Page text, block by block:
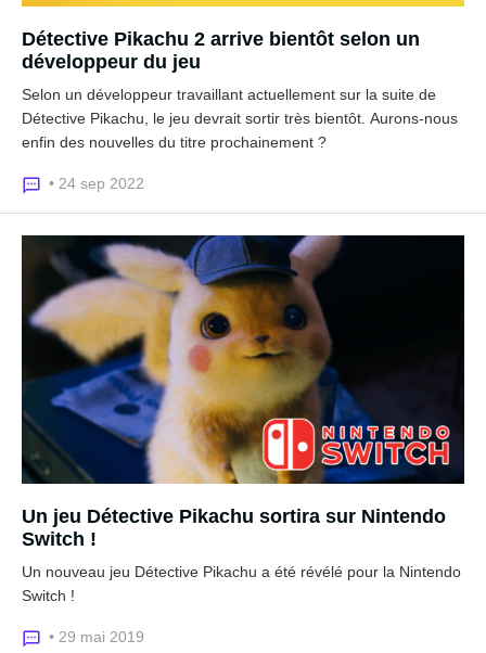
Détective Pikachu 2 arrive bientôt selon un
développeur du jeu
Selon un développeur travaillant actuellement sur la suite de
Détective Pikachu, le jeu devrait sortir très bientôt. Aurons-nous
enfin des nouvelles du titre prochainement ?
• 24 sep 2022
Un jeu Détective Pikachu sortira sur Nintendo
Switch !
Un nouveau jeu Détective Pikachu a été révélé pour la Nintendo
Switch !
• 29 mai 2019